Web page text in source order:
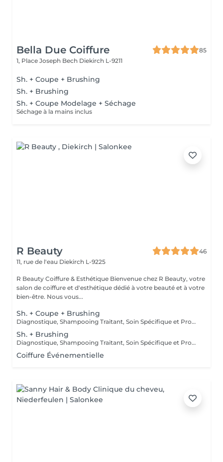
Bella Due Coiffure
85
1, Place Joseph Bech Diekirch L-9211
Sh. + Coupe + Brushing
Sh. + Brushing
Sh. + Coupe Modelage + Séchage
Séchage à la mains inclus
R Beauty
46
11, rue de l'eau Diekirch L-9225
R Beauty Coiffure & Esthétique Bienvenue chez R Beauty, votre
salon de coiffure et d'esthétique dédié à votre beauté et à votre
bien-être. Nous vous...
Sh. + Coupe + Brushing
Diagnostique, Shampooing Traitant, Soin Spécifique et Produits Coiffants inclus
Sh. + Brushing
Diagnostique, Shampooing Traitant, Soin Spécifique et Produits Coiffants inclus
Coiffure Événementielle